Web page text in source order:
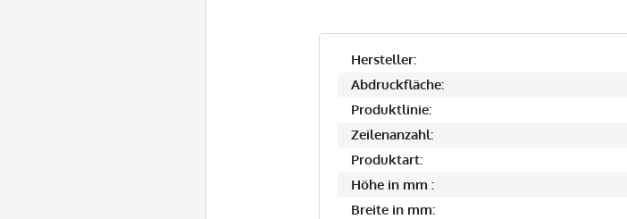
Hersteller:
Abdruckfläche:
Produktlinie:
Zeilenanzahl:
Produktart:
Höhe in mm :
Breite in mm: